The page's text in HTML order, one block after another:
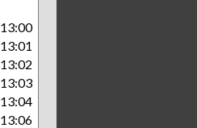
13:00
13:01
13:02
13:03
13:04
13:06